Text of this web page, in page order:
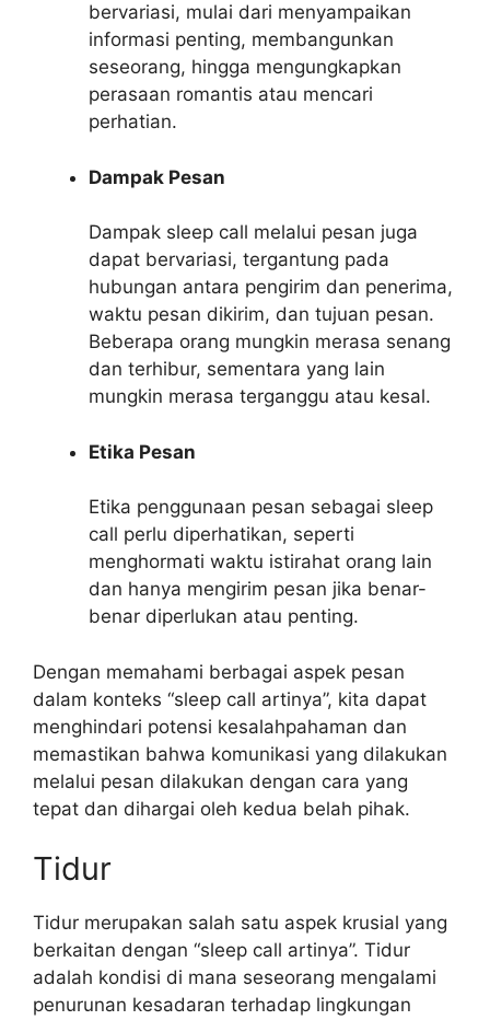
bervariasi, mulai dari menyampaikan
informasi penting, membangunkan
seseorang, hingga mengungkapkan
perasaan romantis atau mencari
perhatian.
Dampak Pesan
Dampak sleep call melalui pesan juga
dapat bervariasi, tergantung pada
hubungan antara pengirim dan penerima,
waktu pesan dikirim, dan tujuan pesan.
Beberapa orang mungkin merasa senang
dan terhibur, sementara yang lain
mungkin merasa terganggu atau kesal.
Etika Pesan
Etika penggunaan pesan sebagai sleep
call perlu diperhatikan, seperti
menghormati waktu istirahat orang lain
dan hanya mengirim pesan jika benar-
benar diperlukan atau penting.
Dengan memahami berbagai aspek pesan
dalam konteks “sleep call artinya”, kita dapat
menghindari potensi kesalahpahaman dan
memastikan bahwa komunikasi yang dilakukan
melalui pesan dilakukan dengan cara yang
tepat dan dihargai oleh kedua belah pihak.
Tidur
Tidur merupakan salah satu aspek krusial yang
berkaitan dengan “sleep call artinya”. Tidur
adalah kondisi di mana seseorang mengalami
penurunan kesadaran terhadap lingkungan